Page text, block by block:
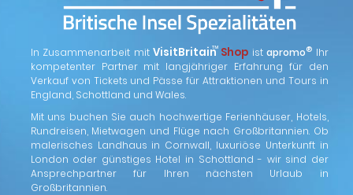
In Zusammenarbeit mitVisitBritain
™ Shop istapromo® Ihr
kompetenter Partner mit langjähriger Erfahrung für den
Verkauf von Tickets und Pässe für Attraktionen und Tours in
England, Schottland und Wales.
Mit uns buchen Sie auch hochwertige Ferienhäuser, Hotels,
Rundreisen, Mietwagen und Flüge nach Großbritannien. Ob
malerisches Landhaus in Cornwall, luxuriöse Unterkunft in
London oder günstiges Hotel in Schottland - wir sind der
Ansprechpartner für Ihren nächsten Urlaub in
Großbritannien.